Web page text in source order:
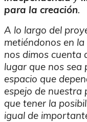
para la creación.
A lo largo del
metiéndonos en
nos dimos cuenta
lugar que nos sea
espacio que
espejo de nuestra
que tener la
igual de